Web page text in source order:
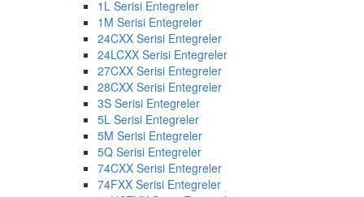
1L Serisi Entegreler
1M Serisi Entegreler
24CXX Serisi Entegreler
24LCXX Serisi Entegreler
27CXX Serisi Entegreler
28CXX Serisi Entegreler
3S Serisi Entegreler
5L Serisi Entegreler
5M Serisi Entegreler
5Q Serisi Entegreler
74CXX Serisi Entegreler
74FXX Serisi Entegreler